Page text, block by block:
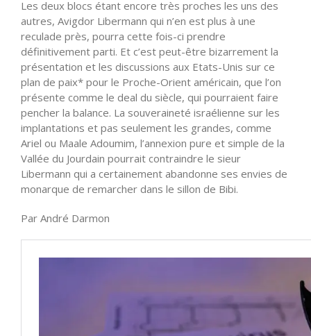
Les deux blocs étant encore très proches les uns des
autres, Avigdor Libermann qui n’en est plus à une
reculade près, pourra cette fois-ci prendre
définitivement parti. Et c’est peut-être bizarrement la
présentation et les discussions aux Etats-Unis sur ce
plan de paix* pour le Proche-Orient américain, que l’on
présente comme le deal du siècle, qui pourraient faire
pencher la balance. La souveraineté israélienne sur les
implantations et pas seulement les grandes, comme
Ariel ou Maale Adoumim, l’annexion pure et simple de la
Vallée du Jourdain pourrait contraindre le sieur
Libermann qui a certainement abandonne ses envies de
monarque de remarcher dans le sillon de Bibi.
Par André Darmon